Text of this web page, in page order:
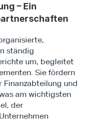
– Ein
ständig
um, begleitet
Sie fördern
Finanzabteilung und
am wichtigsten
der